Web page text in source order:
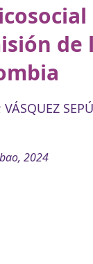
de
VÁSQUEZ
2024